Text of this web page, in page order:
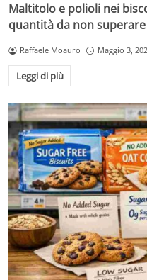
Maltitolo e polioli nei
quantità da non superare
Raffaele Moauro Maggio 3,
Leggi di più